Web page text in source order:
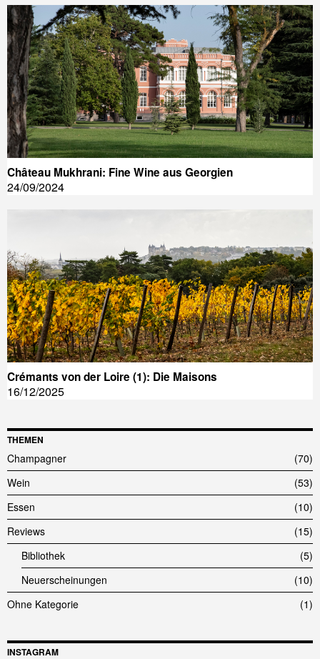
Château Mukhrani: Fine Wine aus Georgien
24/09/2024
Crémants von der Loire (1): Die Maisons
16/12/2025
THEMEN
Champagner
70
Wein
53
Essen
10
Reviews
15
Bibliothek
5
Neuerscheinungen
10
Ohne Kategorie
1
INSTAGRAM